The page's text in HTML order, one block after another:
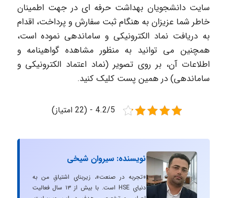
سایت دانشجویان بهداشت حرفه ای در جهت اطمینان
خاطر شما عزیزان به هنگام ثبت سفارش و پرداخت، اقدام
به دریافت نماد الکترونیکی و ساماندهی نموده است،
همچنین می توانید به منظور مشاهده گواهینامه و
اطلاعات آن، بر روی تصویر (نماد اعتماد الکترونیکی و
ساماندهی) در همین پست کلیک کنید.
4.2/5 - (22 امتیاز)
نویسنده: سیروان شیخی
«تجربه در صنعت»، زیربنایِ اشتیاقِ من به
دنیایِ HSE است. با بیش از ۱۳ سال فعالیت